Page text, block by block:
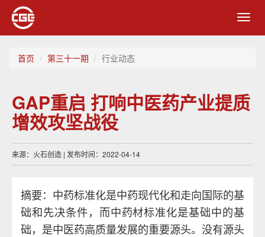
首页 第三十一期 行业动态
GAP重启 打响中医药产业提质
增效攻坚战役
来源：火石创造 | 发布时间：2022-04-14
摘要：中药标准化是中药现代化和走向国际的基
础和先决条件，而中药材标准化是基础中的基
础，是中医药高质量发展的重要源头。没有源头